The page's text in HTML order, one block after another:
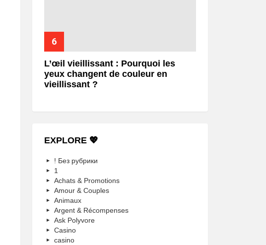
L’œil vieillissant : Pourquoi les
yeux changent de couleur en
vieillissant ?
EXPLORE 💖
! Без рубрики
1
Achats & Promotions
Amour & Couples
Animaux
Argent & Récompenses
Ask Polyvore
Casino
casino